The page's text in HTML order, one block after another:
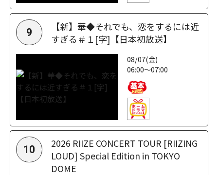
9
【新】華◆それでも、恋をするには近
すぎる＃１[字]【日本初放送】
08/07(金)
06:00～07:00
10
2026 RIIZE CONCERT TOUR [RIIZING
LOUD] Special Edition in TOKYO
DOME